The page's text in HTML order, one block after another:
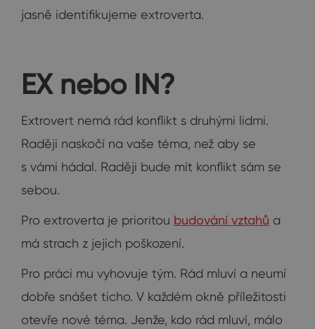
jasně identifikujeme extroverta.
EX nebo IN?
Extrovert nemá rád konflikt s druhými lidmi.
Raději naskočí na vaše téma, než aby se
s vámi hádal. Raději bude mít konflikt sám se
sebou.
Pro extroverta je prioritou budování vztahů a
má strach z jejich poškození.
Pro práci mu vyhovuje tým. Rád mluví a neumí
dobře snášet ticho. V každém okně příležitosti
otevře nové téma. Jenže, kdo rád mluví, málo